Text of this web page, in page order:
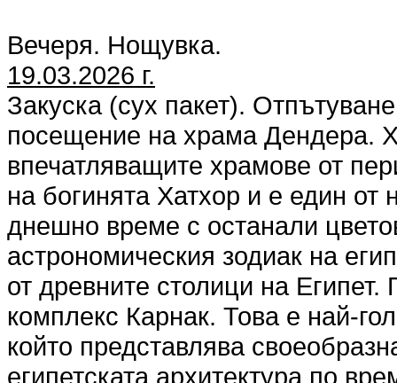
Вечеря. Нощувка.
19.03.2026 г.
Закуска (сух пакет).
посещение на храма Дендера.
впечатляващите храмове от
на богинята Хатхор и е един
днешно време с останали
астрономическия зодиак на
от древните столици на
комплекс Карнак. Това е най-
който представлява
египетската архитектура по